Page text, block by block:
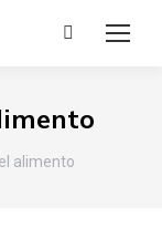
Buscar:
alimento